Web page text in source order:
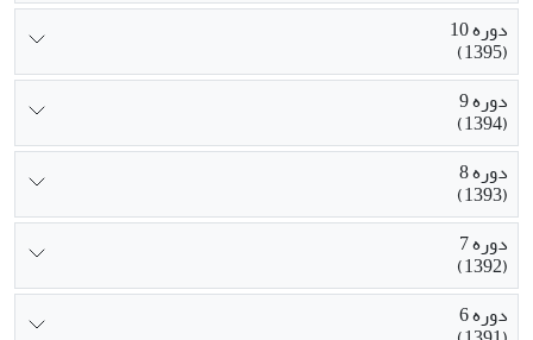
دوره 10
(1395)
دوره 9
(1394)
دوره 8
(1393)
دوره 7
(1392)
دوره 6